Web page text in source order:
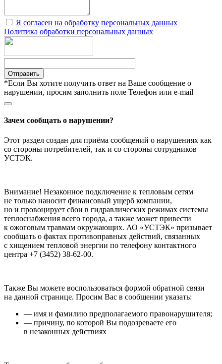
Я согласен на обработку персональных данных
Политика обработки персональных данных
Отправить
*Если Вы хотите получить ответ на Ваше сообщение о
нарушении, просим заполнить поле Телефон или e-mail
Зачем сообщать о нарушении?
Этот раздел создан для приёма сообщений о нарушениях как
со стороны потребителей, так и со стороны сотрудников
УСТЭК.
Внимание! Незаконное подключение к тепловым сетям
не только наносит финансовый ущерб компании,
но и провоцирует сбои в гидравлических режимах системы
теплоснабжения всего города, а также может привести
к ожоговым травмам окружающих. АО «УСТЭК» призывает
сообщать о фактах противоправных действий, связанных
с хищением тепловой энергии по телефону контактного
центра +7 (3452) 38-62-00.
Также Вы можете воспользоваться формой обратной связи
на данной странице. Просим Вас в сообщении указать:
— имя и фамилию предполагаемого правонарушителя;
— причину, по которой Вы подозреваете его
в незаконных действиях